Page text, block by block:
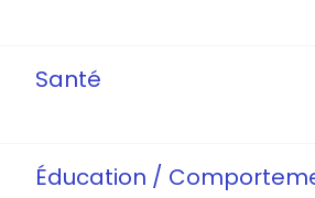
Santé
Éducation /